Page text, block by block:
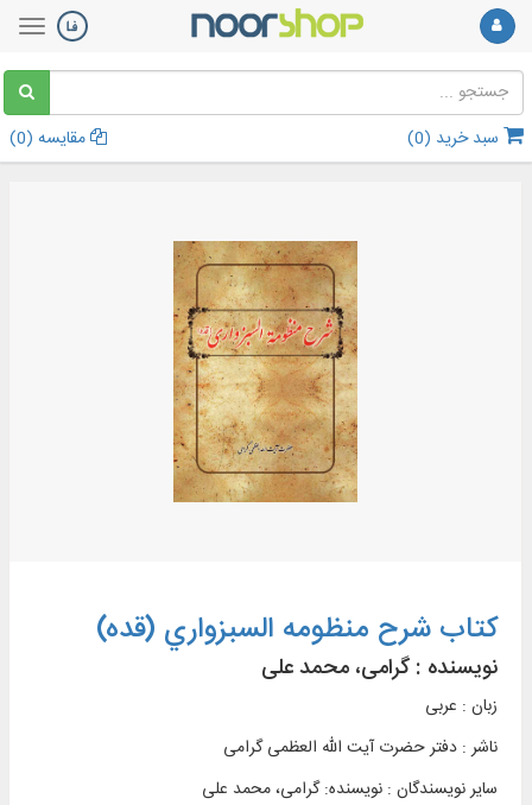
سبد خرید (0
) مقایسه (0
)
کتاب شرح منظومه السبزواري (قده)
نویسنده : گرامی، محمد علی
زبان : عربی
ناشر : دفتر حضرت آیت الله العظمی گرامی
سایر نویسندگان : نویسنده: گرامی، محمد علی